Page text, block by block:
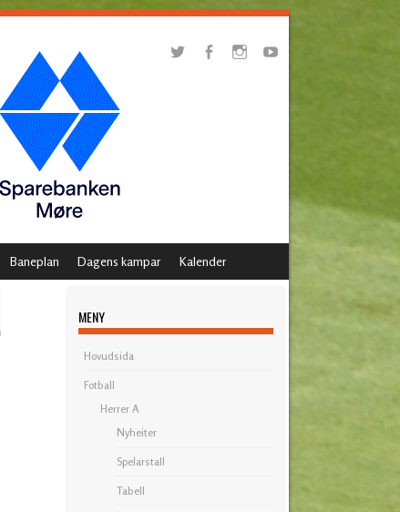
Baneplan Dagens kampar Kalender
MENY
Hovudsida
Fotball
Herrer A
Nyheiter
Spelarstall
Tabell